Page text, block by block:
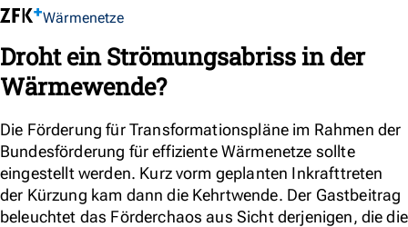
Wärmenetze
Droht ein Strömungsabriss in der
Wärmewende?
Die Förderung für Transformationspläne im Rahmen der
Bundesförderung für effiziente Wärmenetze sollte
eingestellt werden. Kurz vorm geplanten Inkrafttreten
der Kürzung kam dann die Kehrtwende. Der Gastbeitrag
beleuchtet das Förderchaos aus Sicht derjenigen, die die